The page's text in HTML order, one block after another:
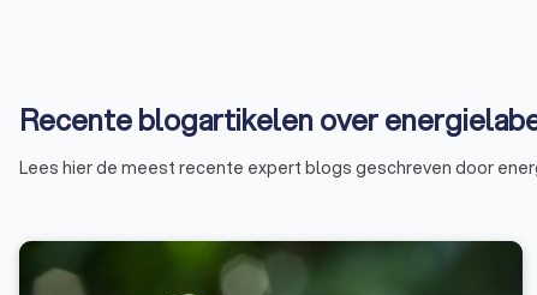
Recente blogartikelen over
Lees hier de meest recente expert blogs geschreven door